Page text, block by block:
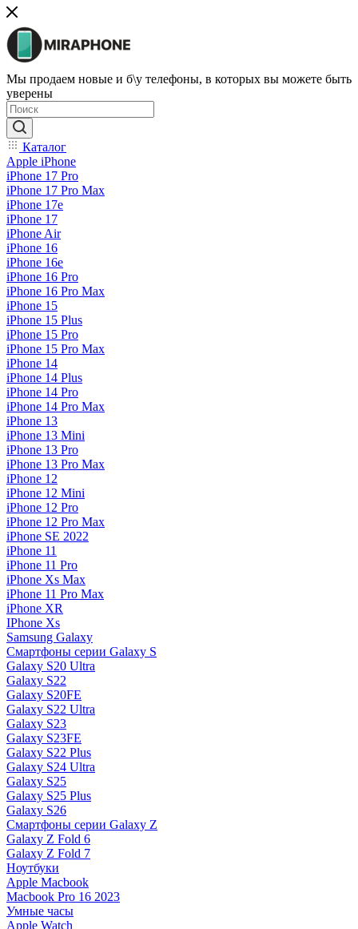
Мы продаем новые и б\у телефоны, в которых вы можете быть
уверены
Каталог
Apple iPhone
iPhone 17 Pro
iPhone 17 Pro Max
iPhone 17e
iPhone 17
iPhone Air
iPhone 16
iPhone 16e
iPhone 16 Pro
iPhone 16 Pro Max
iPhone 15
iPhone 15 Plus
iPhone 15 Pro
iPhone 15 Pro Max
iPhone 14
iPhone 14 Plus
iPhone 14 Pro
iPhone 14 Pro Max
iPhone 13
iPhone 13 Mini
iPhone 13 Pro
iPhone 13 Pro Max
iPhone 12
iPhone 12 Mini
iPhone 12 Pro
iPhone 12 Pro Max
iPhone SE 2022
iPhone 11
iPhone 11 Pro
iPhone Xs Max
iPhone 11 Pro Max
iPhone XR
IPhone Xs
Samsung Galaxy
Смартфоны серии Galaxy S
Galaxy S20 Ultra
Galaxy S22
Galaxy S20FE
Galaxy S22 Ultra
Galaxy S23
Galaxy S23FE
Galaxy S22 Plus
Galaxy S24 Ultra
Galaxy S25
Galaxy S25 Plus
Galaxy S26
Смартфоны серии Galaxy Z
Galaxy Z Fold 6
Galaxy Z Fold 7
Ноутбуки
Apple Macbook
Macbook Pro 16 2023
Умные часы
Apple Watch